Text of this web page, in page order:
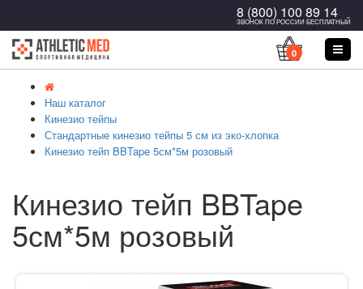
8 (800) 100 89 14
ЗВОНОК ПО РОССИИ БЕСПЛАТНЫЙ
0
Наш каталог
Кинезио тейпы
Стандартные кинезио тейпы 5 см из эко-хлопка
Кинезио тейп BBTape 5см*5м розовый
Кинезио тейп BBTape
5см*5м розовый